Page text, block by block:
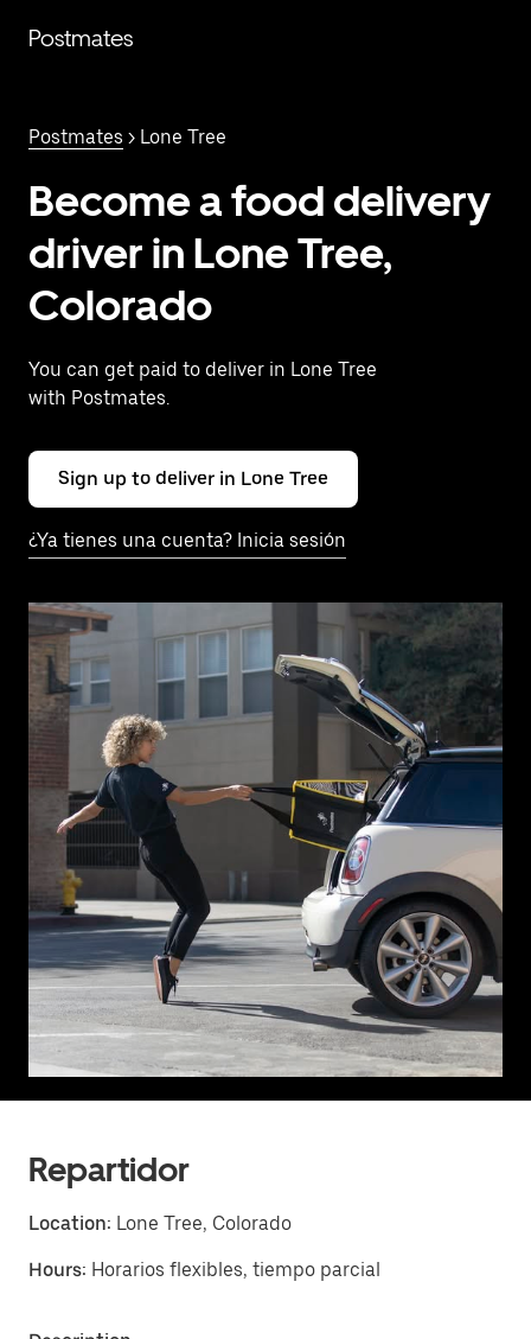
contenido
Postmates
Postmates > Lone Tree
Become a food delivery
driver in Lone Tree,
Colorado
You can get paid to deliver in Lone Tree
with Postmates.
Sign up to deliver in Lone Tree
¿Ya tienes una cuenta? Inicia sesión
Repartidor
Location: Lone Tree, Colorado
Hours: Horarios flexibles, tiempo parcial